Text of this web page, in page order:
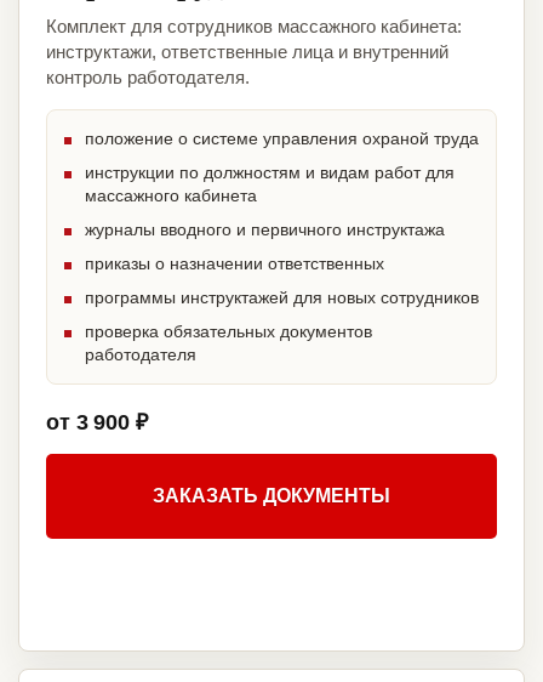
Комплект для сотрудников массажного кабинета:
инструктажи, ответственные лица и внутренний
контроль работодателя.
положение о системе управления охраной труда
инструкции по должностям и видам работ для
массажного кабинета
журналы вводного и первичного инструктажа
приказы о назначении ответственных
программы инструктажей для новых сотрудников
проверка обязательных документов
работодателя
от 3 900 ₽
ЗАКАЗАТЬ ДОКУМЕНТЫ